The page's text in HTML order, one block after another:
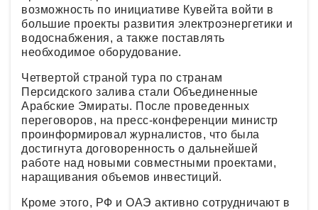
возможность по инициативе Кувейта войти в
большие проекты развития электроэнергетики и
водоснабжения, а также поставлять
необходимое оборудование.
Четвертой страной тура по странам
Персидского залива стали Объединенные
Арабские Эмираты. После проведенных
переговоров, на пресс-конференции министр
проинформировал журналистов, что была
достигнута договоренность о дальнейшей
работе над новыми совместными проектами,
наращивания объемов инвестиций.
Кроме этого, РФ и ОАЭ активно сотрудничают в